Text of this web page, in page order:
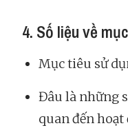
4. Số liệu về
Mục tiêu sử
Đâu là những
quan đến